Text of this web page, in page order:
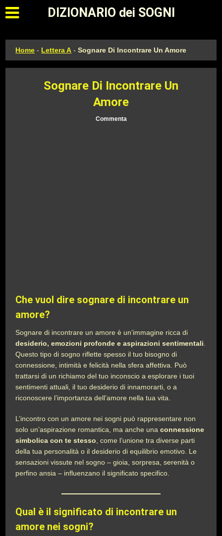
Apri il menu principale
DIZIONARIO dei SOGNI
Home - Lettera A -Sognare Di Incontrare Un Amore
Sognare Di Incontrare Un
Amore
Commenta
Che vuol dire sognare di incontrare un
amore?
Sognare di incontrare un amore è un’immagine ricca di
desiderio, emozioni profonde e aspirazioni sentimentali
Questo tipo di sogno riflette spesso il tuo bisogno di
connessione, intimità e felicità nella sfera affettiva. Può
trattarsi di un richiamo del tuo inconscio a esplorare i tuoi
sentimenti attuali, il tuo desiderio di innamorarti, o a
riconoscere l’importanza dell’amore nella tua vita.
L’incontro con un amore nei sogni può rappresentare non
solo un’aspirazione romantica, ma anche unaconnessione
simbolica con te stesso , come l’unione tra diverse parti
della tua personalità o il desiderio di equilibrio emotivo. Le
sensazioni vissute nel sogno – gioia, sorpresa, serenità o
perfino ansia – influenzano il significato specifico.
Qual è il significato di incontrare un
amore nei sogni?